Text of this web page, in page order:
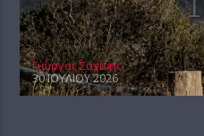
Γιώργος Σαχίνης
30 ΙΟΥΛΊΟΥ 2026